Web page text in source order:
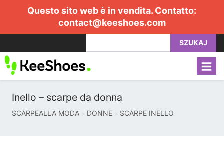
Questo sito web è in vendita. Contatto:
contact@keeshoes.com
SZUKAJ
Inello – scarpe da donna
SCARPEALLA MODA DONNE SCARPE INELLO